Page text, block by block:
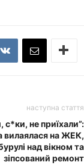
наступна стаття
с*ки, не приїхали”:
вилаялася на ЖЕК,
над вікном та
зіпсований ремонт